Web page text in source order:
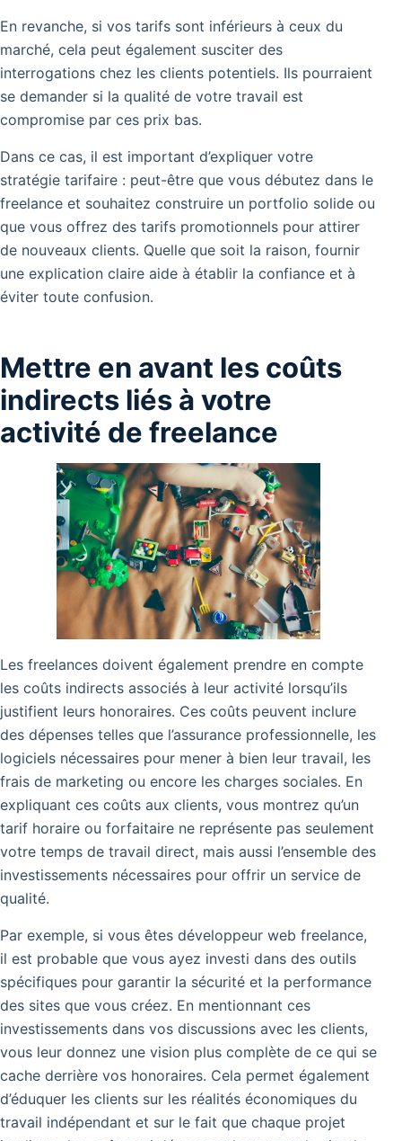
En revanche, si vos tarifs sont inférieurs à ceux du
marché, cela peut également susciter des
interrogations chez les clients potentiels. Ils pourraient
se demander si la qualité de votre travail est
compromise par ces prix bas.
Dans ce cas, il est important d’expliquer votre
stratégie tarifaire : peut-être que vous débutez dans le
freelance et souhaitez construire un portfolio solide ou
que vous offrez des tarifs promotionnels pour attirer
de nouveaux clients. Quelle que soit la raison, fournir
une explication claire aide à établir la confiance et à
éviter toute confusion.
Mettre en avant les coûts
indirects liés à votre
activité de freelance
Les freelances doivent également prendre en compte
les coûts indirects associés à leur activité lorsqu’ils
justifient leurs honoraires. Ces coûts peuvent inclure
des dépenses telles que l’assurance professionnelle, les
logiciels nécessaires pour mener à bien leur travail, les
frais de marketing ou encore les charges sociales. En
expliquant ces coûts aux clients, vous montrez qu’un
tarif horaire ou forfaitaire ne représente pas seulement
votre temps de travail direct, mais aussi l’ensemble des
investissements nécessaires pour offrir un service de
qualité.
Par exemple, si vous êtes développeur web freelance,
il est probable que vous ayez investi dans des outils
spécifiques pour garantir la sécurité et la performance
des sites que vous créez. En mentionnant ces
investissements dans vos discussions avec les clients,
vous leur donnez une vision plus complète de ce qui se
cache derrière vos honoraires. Cela permet également
d’éduquer les clients sur les réalités économiques du
travail indépendant et sur le fait que chaque projet